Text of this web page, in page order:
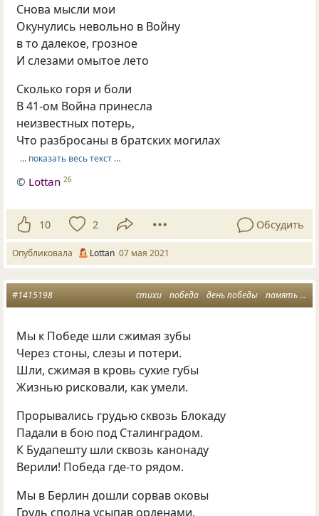
Снова мысли мои
Окунулись невольно в Войну
в то далекое, грозное
И слезами омытое лето
Сколько горя и боли
В 41-ом Война принесла
неизвестных потерь,
Что разбросаны в братских могилах
… показать весь текст …
© Lottan 26
10 2 Обсудить
Опубликовала Lottan 07 мая 2021
стихи победа день победы память о войне
#1415198
Мы к Победе шли сжимая зубы
Через стоны, слезы и потери.
Шли, сжимая в кровь сухие губы
Жизнью рисковали, как умели.
Прорывались грудью сквозь Блокаду
Падали в бою под Сталинградом.
К Будапешту шли сквозь канонаду
Верили! Победа где-то рядом.
Мы в Берлин дошли сорвав оковы
Грудь сполна усыпав орденами.